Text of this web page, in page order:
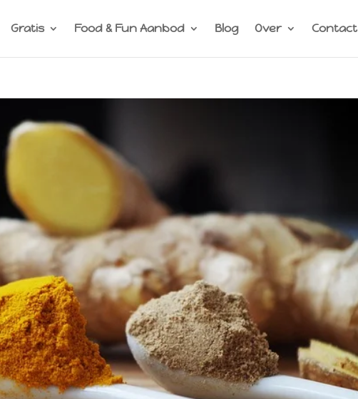
Gratis Food & Fun Aanbod Blog Over Contact